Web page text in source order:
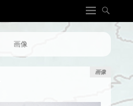
画像
画像